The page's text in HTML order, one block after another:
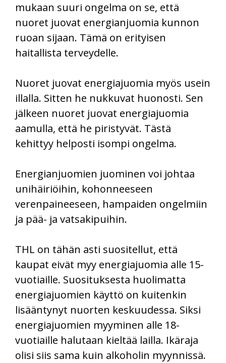
mukaan suuri ongelma on se, että
nuoret juovat energianjuomia kunnon
ruoan sijaan. Tämä on erityisen
haitallista terveydelle.
Nuoret juovat energiajuomia myös usein
illalla. Sitten he nukkuvat huonosti. Sen
jälkeen nuoret juovat energiajuomia
aamulla, että he piristyvät. Tästä
kehittyy helposti isompi ongelma.
Energianjuomien juominen voi johtaa
unihäiriöihin, kohonneeseen
verenpaineeseen, hampaiden ongelmiin
ja pää- ja vatsakipuihin.
THL on tähän asti suositellut, että
kaupat eivät myy energiajuomia alle 15-
vuotiaille. Suosituksesta huolimatta
energiajuomien käyttö on kuitenkin
lisääntynyt nuorten keskuudessa. Siksi
energiajuomien myyminen alle 18-
vuotiaille halutaan kieltää lailla. Ikäraja
olisi siis sama kuin alkoholin myynnissä.